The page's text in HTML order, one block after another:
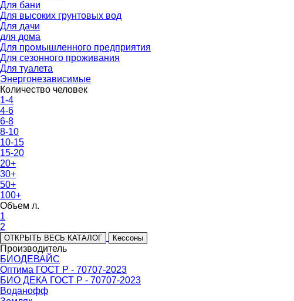
Для бани
Для высоких грунтовых вод
Для дачи
для дома
Для промышленного предприятия
Для сезонного проживания
Для туалета
Энергонезависимые
Количество человек
1-4
4-6
6-8
8-10
10-15
15-20
20+
30+
50+
100+
Объем л.
1
2
ОТКРЫТЬ ВЕСЬ КАТАЛОГ Кессоны
Производитель
БИОДЕВАЙС
Оптима ГОСТ Р - 70707-2023
БИО ДЕКА ГОСТ Р - 70707-2023
Воданофф